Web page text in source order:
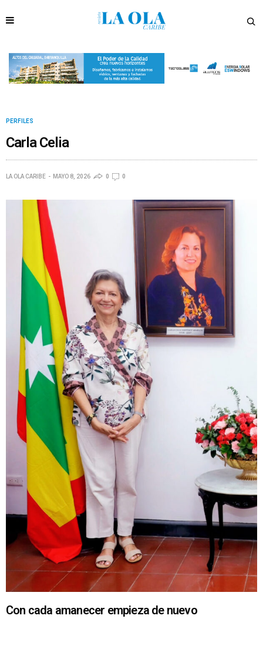
PERFILES
Carla Celia
LA OLA CARIBE MAYO 8, 2026 0 0
Con cada amanecer empieza de nuevo